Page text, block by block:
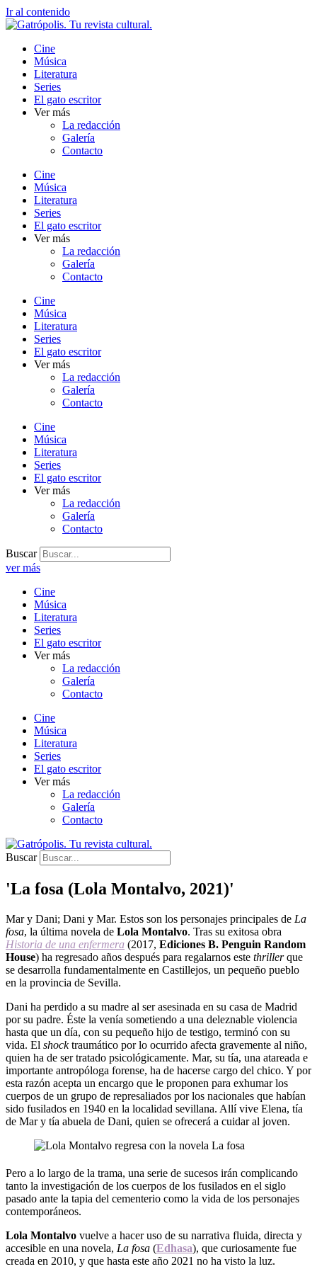
Ir al contenido
Cine
Música
Literatura
Series
El gato escritor
Ver más
La redacción
Galería
Contacto
Cine
Música
Literatura
Series
El gato escritor
Ver más
La redacción
Galería
Contacto
Cine
Música
Literatura
Series
El gato escritor
Ver más
La redacción
Galería
Contacto
Cine
Música
Literatura
Series
El gato escritor
Ver más
La redacción
Galería
Contacto
Buscar
ver más
Cine
Música
Literatura
Series
El gato escritor
Ver más
La redacción
Galería
Contacto
Cine
Música
Literatura
Series
El gato escritor
Ver más
La redacción
Galería
Contacto
Buscar
'La fosa (Lola Montalvo, 2021)'
Mar y Dani; Dani y Mar. Estos son los personajes principales de La
fosa, la última novela de Lola Montalvo. Tras su exitosa obra
Historia de una enfermera (2017, Ediciones B. Penguin Random
House) ha regresado años después para regalarnos este thrillerque
se desarrolla fundamentalmente en Castillejos, un pequeño pueblo
en la provincia de Sevilla.
Dani ha perdido a su madre al ser asesinada en su casa de Madrid
por su padre. Éste la venía sometiendo a una deleznable violencia
hasta que un día, con su pequeño hijo de testigo, terminó con su
vida. El shocktraumático por lo ocurrido afecta gravemente al niño,
quien ha de ser tratado psicológicamente. Mar, su tía, una atareada e
importante antropóloga forense, ha de hacerse cargo del chico. Y por
esta razón acepta un encargo que le proponen para exhumar los
cuerpos de un grupo de represaliados por los nacionales que habían
sido fusilados en 1940 en la localidad sevillana. Allí vive Elena, tía
de Mar y tía abuela de Dani, quien se ofrecerá a cuidar al joven.
Pero a lo largo de la trama, una serie de sucesos irán complicando
tanto la investigación de los cuerpos de los fusilados en el siglo
pasado ante la tapia del cementerio como la vida de los personajes
contemporáneos.
Lola Montalvo vuelve a hacer uso de su narrativa fluida, directa y
accesible en una novela, La fosa (Edhasa), que curiosamente fue
creada en 2010, y que hasta este año 2021 no ha visto la luz.